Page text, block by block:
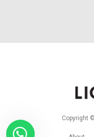
Copyright